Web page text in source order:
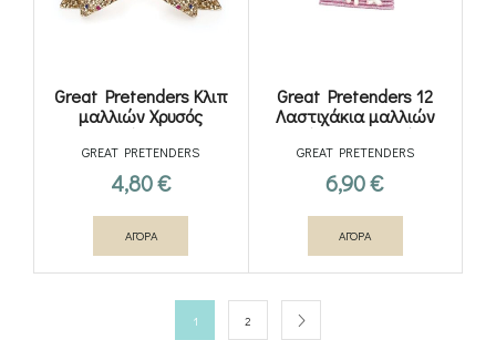
Great Pretenders Κλιπ
μαλλιών Χρυσός
φιόγκος
GREAT PRETENDERS
4,80€
ΑΓΟΡΑ
Great Pretenders 12
Λαστιχάκια μαλλιών
Μονόκερος – Ουράνιο
τόξο
GREAT PRETENDERS
6,90€
ΑΓΟΡΑ
1 2